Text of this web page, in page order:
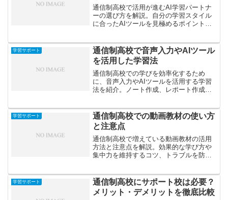
通信制高校で活用が進むAI学習パートナ
ーの選び方を解説。自分の学習スタイル
に合ったAIツールを見極めるポイント
学習サポート
通信制高校で音声入力やAIツール
を活用した学習法
通信制高校での学びを効率化するため
に、音声入力やAIツールを活用する学習
法を紹介。ノート作成、レポート作成、
学習サポート
通信制高校での動画教材の使い方
と注意点
通信制高校で増えている動画教材の活用
方法と注意点を解説。効果的な学び方や
集中力を維持するコツ、トラブルを防ぐ
学習サポート
通信制高校にサポート校は必要？
メリット・デメリットを徹底比較